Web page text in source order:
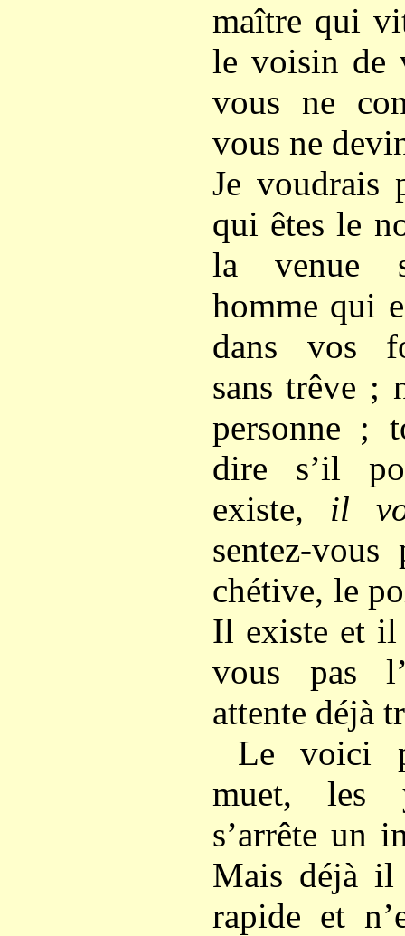
maître qui
le voisin de
vous ne
vous ne
Je voudrais
qui êtes le
la venue
homme qui
dans vos
sans trêve ;
personne ;
dire s’il
existe, il
sentez-
chétive, le
Il existe et il
vous pas
attente déjà
Le voici
muet, les
s’arrête un
Mais déjà
rapide et